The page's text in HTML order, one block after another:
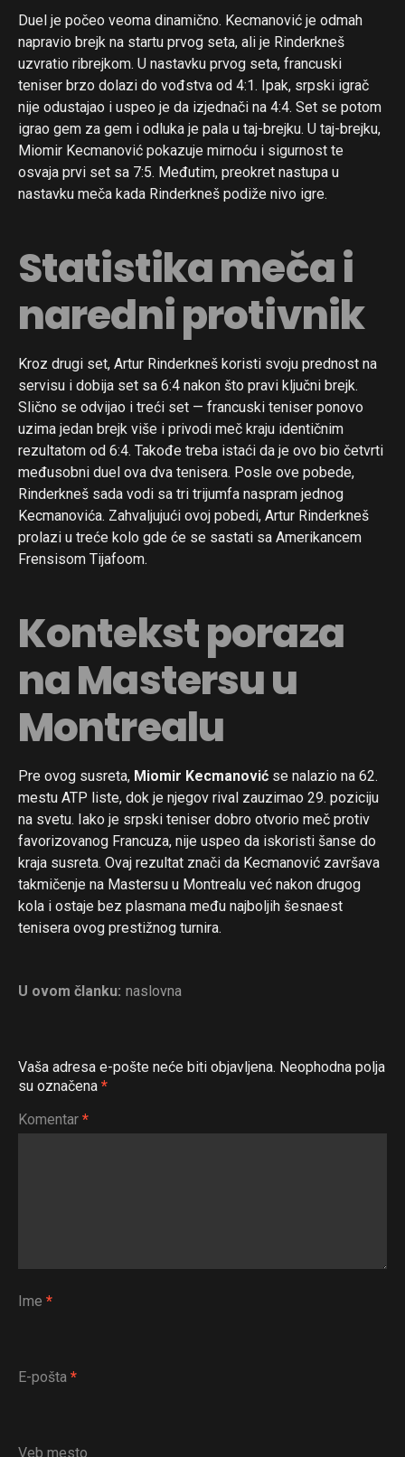
Duel je počeo veoma dinamično. Kecmanović je odmah
napravio brejk na startu prvog seta, ali je Rinderkneš
uzvratio ribrejkom. U nastavku prvog seta, francuski
teniser brzo dolazi do vođstva od 4:1. Ipak, srpski igrač
nije odustajao i uspeo je da izjednači na 4:4. Set se potom
igrao gem za gem i odluka je pala u taj-brejku. U taj-brejku,
Miomir Kecmanović pokazuje mirnoću i sigurnost te
osvaja prvi set sa 7:5. Međutim, preokret nastupa u
nastavku meča kada Rinderkneš podiže nivo igre.
Statistika meča i
naredni protivnik
Kroz drugi set, Artur Rinderkneš koristi svoju prednost na
servisu i dobija set sa 6:4 nakon što pravi ključni brejk.
Slično se odvijao i treći set — francuski teniser ponovo
uzima jedan brejk više i privodi meč kraju identičnim
rezultatom od 6:4. Takođe treba istaći da je ovo bio četvrti
međusobni duel ova dva tenisera. Posle ove pobede,
Rinderkneš sada vodi sa tri trijumfa naspram jednog
Kecmanovića. Zahvaljujući ovoj pobedi, Artur Rinderkneš
prolazi u treće kolo gde će se sastati sa Amerikancem
Frensisom Tijafoom.
Kontekst poraza
na Mastersu u
Montrealu
Pre ovog susreta, Miomir Kecmanović se nalazio na 62.
mestu ATP liste, dok je njegov rival zauzimao 29. poziciju
na svetu. Iako je srpski teniser dobro otvorio meč protiv
favorizovanog Francuza, nije uspeo da iskoristi šanse do
kraja susreta. Ovaj rezultat znači da Kecmanović završava
takmičenje na Mastersu u Montrealu već nakon drugog
kola i ostaje bez plasmana među najboljih šesnaest
tenisera ovog prestižnog turnira.
U ovom članku: naslovna
Vaša adresa e-pošte neće biti objavljena. Neophodna polja
su označena *
Komentar *
Ime *
E-pošta *
Veb mesto